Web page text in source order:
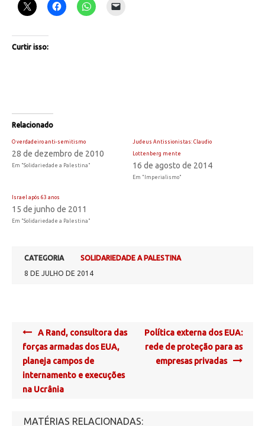
Curtir isso:
Relacionado
O verdadeiro anti-semitismo
28 de dezembro de 2010
Em "Solidariedade a Palestina"
Judeus Antissionistas: Claudio
Lottenberg mente
16 de agosto de 2014
Em "Imperialismo"
Israel após 63 anos
15 de junho de 2011
Em "Solidariedade a Palestina"
CATEGORIA
SOLIDARIEDADE A PALESTINA
8 DE JULHO DE 2014
Post
navigation
A Rand, consultora das
forças armadas dos EUA,
planeja campos de
internamento e execuções
na Ucrânia
Política externa dos EUA:
rede de proteção para as
empresas privadas
MATÉRIAS RELACIONADAS: